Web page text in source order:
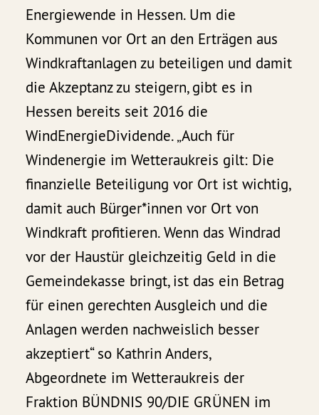
Energiewende in Hessen. Um die
Kommunen vor Ort an den Erträgen aus
Windkraftanlagen zu beteiligen und damit
die Akzeptanz zu steigern, gibt es in
Hessen bereits seit 2016 die
WindEnergieDividende. „Auch für
Windenergie im Wetteraukreis gilt: Die
finanzielle Beteiligung vor Ort ist wichtig,
damit auch Bürger*innen vor Ort von
Windkraft profitieren. Wenn das Windrad
vor der Haustür gleichzeitig Geld in die
Gemeindekasse bringt, ist das ein Betrag
für einen gerechten Ausgleich und die
Anlagen werden nachweislich besser
akzeptiert“ so Kathrin Anders,
Abgeordnete im Wetteraukreis der
Fraktion BÜNDNIS 90/DIE GRÜNEN im